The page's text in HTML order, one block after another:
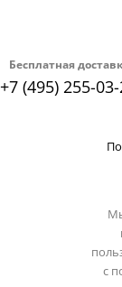
Бесплатная
+7 (495) 255-03-
с